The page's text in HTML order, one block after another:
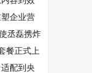
企业营
丞磊携炸
餐正式上
配到央